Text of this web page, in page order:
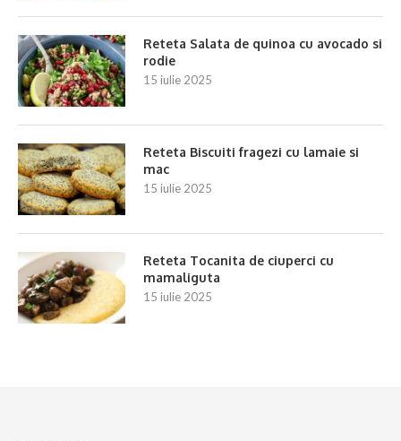
Reteta Salata de quinoa cu avocado si
rodie
15 iulie 2025
Reteta Biscuiti fragezi cu lamaie si
mac
15 iulie 2025
Reteta Tocanita de ciuperci cu
mamaliguta
15 iulie 2025